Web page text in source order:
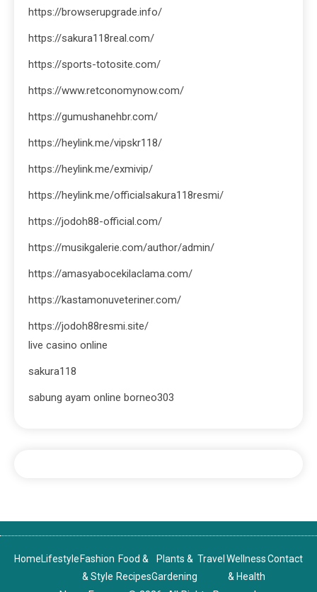
https://browserupgrade.info/
https://sakura118real.com/
https://sports-totosite.com/
https://www.retconomynow.com/
https://gumushanehbr.com/
https://heylink.me/vipskr118/
https://heylink.me/exmivip/
https://heylink.me/officialsakura118resmi/
https://jodoh88-official.com/
https://musikgalerie.com/author/admin/
https://amasyabocekilaclama.com/
https://kastamonuveteriner.com/
https://jodoh88resmi.site/
live casino online
sakura118
sabung ayam online borneo303
HomeLifestyle Fashion
& Style
Food &
Recipes
Plants &
Gardening
Travel Wellness
& Health
Contact